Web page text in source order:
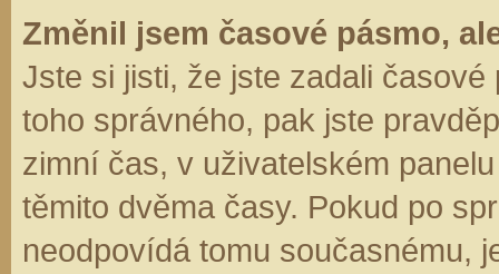
Změnil jsem časové pásmo,
Jste si jisti, že jste zadali
toho správného, pak jste
zimní čas, v uživatelském
těmito dvěma časy. Pokud po
neodpovídá tomu současnému,